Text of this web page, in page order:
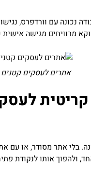
מרוויחים מגישה
אתרים לעסקים קטנים
קריטית
בלי אתר מסודר, או
ולהפוך אותו לנקודת